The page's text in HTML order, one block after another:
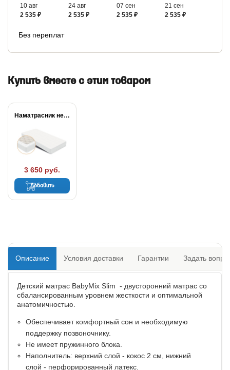
10 авг
2 535 ₽
24 авг
2 535 ₽
07 сен
2 535 ₽
21 сен
2 535 ₽
Без переплат
Купить вместе с этим товаром
Наматрасник непромокаемый Dry
3 650 руб.
Добавить
Описание Условия доставки Гарантии Задать
Детский матрас BabyMix Slim - двусторонний матрас со
сбалансированным уровнем жесткости и оптимальной
анатомичностью.
Обеспечивает комфортный сон и необходимую
поддержку позвоночнику.
Не имеет пружинного блока.
Наполнитель: верхний слой - кокос 2 см, нижний
слой - перфорированный латекс.